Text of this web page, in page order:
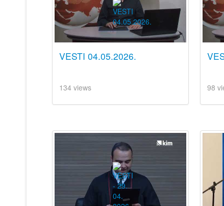
VESTI 04.05.2026.
134 views 98